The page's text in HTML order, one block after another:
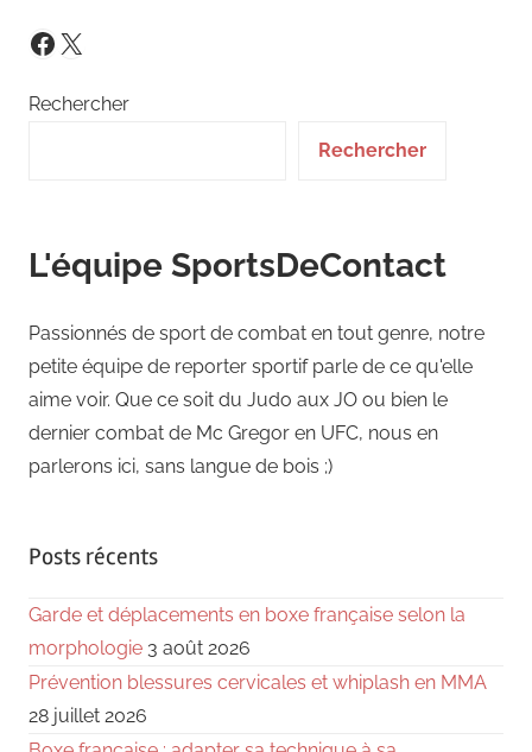
Facebook
X
Rechercher
Rechercher
L'équipe SportsDeContact
Passionnés de sport de combat en tout genre, notre
petite équipe de reporter sportif parle de ce qu'elle
aime voir. Que ce soit du Judo aux JO ou bien le
dernier combat de Mc Gregor en UFC, nous en
parlerons ici, sans langue de bois ;)
Posts récents
Garde et déplacements en boxe française selon la
morphologie 3 août 2026
Prévention blessures cervicales et whiplash en MMA
28 juillet 2026